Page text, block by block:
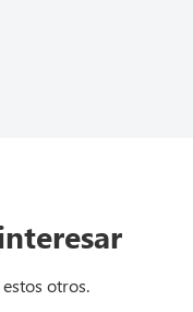
otros.